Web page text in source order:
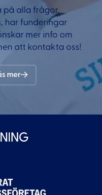
på alla frågor.
har funderingar
mer info om
att kontakta oss!
mer